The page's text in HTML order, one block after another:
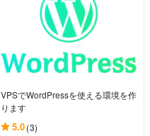
VPSでWordPressを使える環境を作
ります
5.0(3)